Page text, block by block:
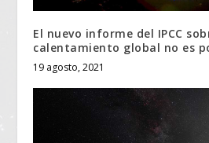
El nuevo informe del IPCC
calentamiento global no es
19 agosto, 2021